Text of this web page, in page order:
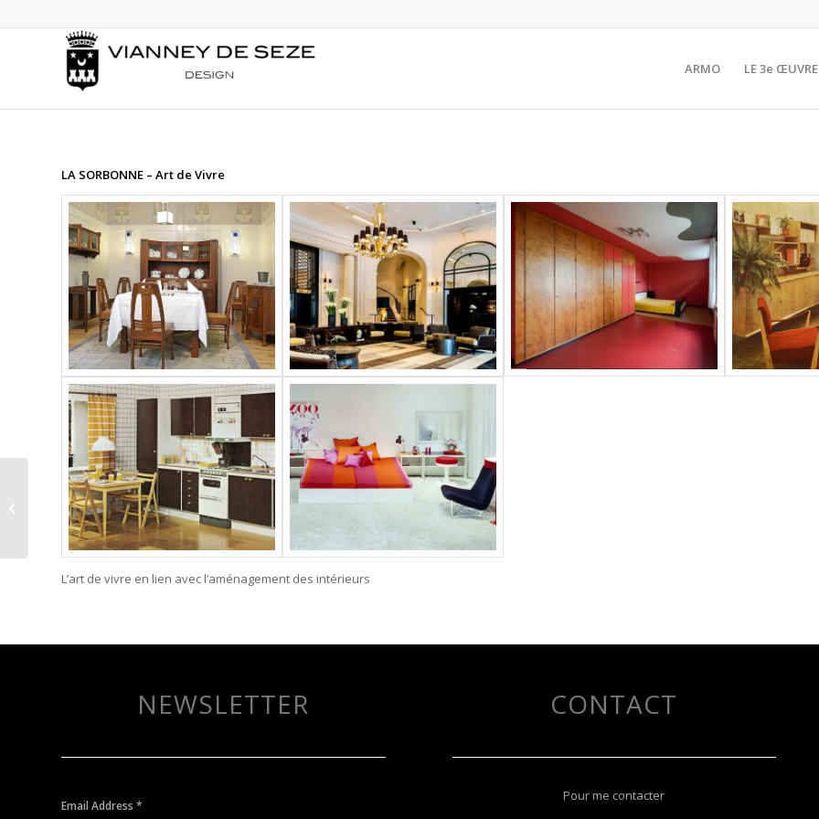
ARMO LE 3e ŒUVRE
LA SORBONNE – Art de Vivre
L’art de vivre en lien avec l’aménagement des intérieurs
NEWSLETTER
Email Address *
CONTACT
Pour me contacter
LE TROISIEME OEUVRE
– Cours de bricolage et
de soudure.